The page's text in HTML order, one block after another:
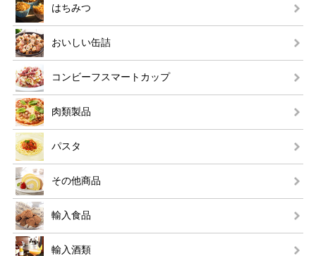
はちみつ
おいしい缶詰
コンビーフスマートカップ
肉類製品
パスタ
その他商品
輸入食品
輸入酒類